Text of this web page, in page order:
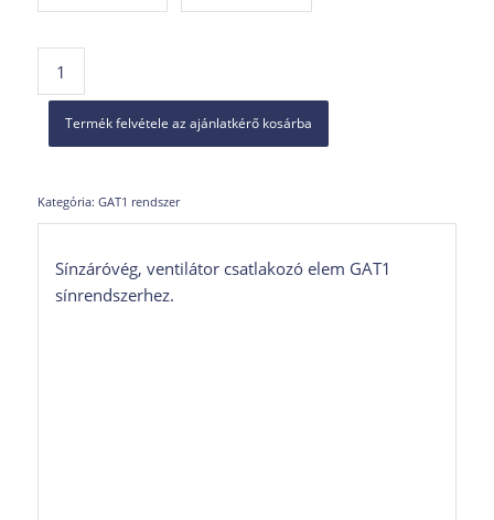
Termék felvétele az ajánlatkérő kosárba
Kategória: GAT1 rendszer
Sínzáróvég, ventilátor csatlakozó elem GAT1
sínrendszerhez.